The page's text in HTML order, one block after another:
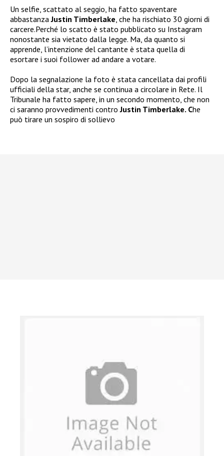
Un selfie, scattato al seggio, ha fatto spaventare
abbastanzaJustin Timberlake, che ha rischiato 30 giorni di
carcere.Perché lo scatto è stato pubblicato su Instagram
nonostante sia vietato dalla legge. Ma, da quanto si
apprende, l’intenzione del cantante è stata quella di
esortare i suoi follower ad andare a votare.
Dopo la segnalazione la foto è stata cancellata dai profili
ufficiali della star, anche se continua a circolare in Rete. Il
Tribunale ha fatto sapere, in un secondo momento, che non
ci saranno provvedimenti controJustin Timberlake. Che
può tirare un sospiro di sollievo